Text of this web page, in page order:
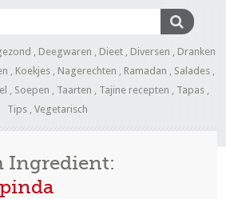
, Deegwaren , Dieet , Diversen , Dranken
, Koekjes , Nagerechten , Ramadan , Salades ,
, Soepen , Taarten , Tajine recepten , Tapas ,
Tips, Vegetarisch
Ingredient: